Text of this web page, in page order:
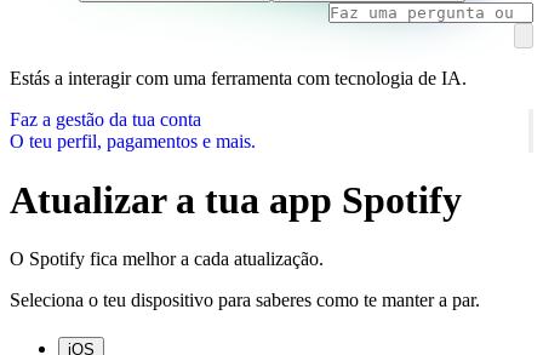
Estás a interagir com uma ferramenta com tecnologia de IA.
Faz a gestão da tua conta
O teu perfil, pagamentos e mais.
Atualizar a tua app Spotify
O Spotify fica melhor a cada atualização.
Seleciona o teu dispositivo para saberes como te manter a par.
iOS